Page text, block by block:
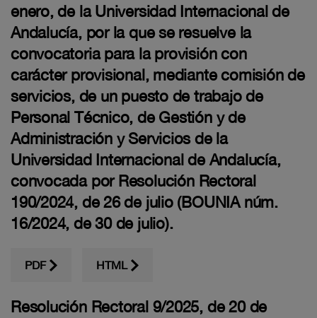
enero, de la Universidad Internacional de
Andalucía, por la que se resuelve la
convocatoria para la provisión con
carácter provisional, mediante comisión de
servicios, de un puesto de trabajo de
Personal Técnico, de Gestión y de
Administración y Servicios de la
Universidad Internacional de Andalucía,
convocada por Resolución Rectoral
190/2024, de 26 de julio (BOUNIA núm.
16/2024, de 30 de julio).
PDF HTML
Resolución Rectoral 9/2025, de 20 de